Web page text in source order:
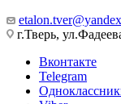
г.Тверь,
Вконтакте
Telegram